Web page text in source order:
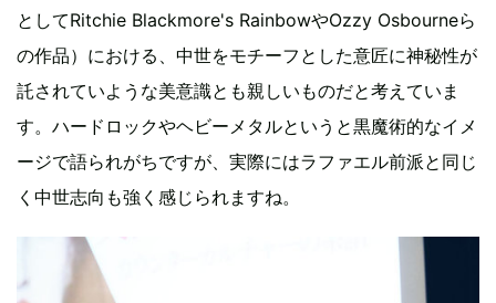
としてRitchie Blackmore's RainbowやOzzy Osbourneら
の作品）における、中世をモチーフとした意匠に神秘性が
託されていような美意識とも親しいものだと考えていま
す。ハードロックやヘビーメタルというと黒魔術的なイメ
ージで語られがちですが、実際にはラファエル前派と同じ
く中世志向も強く感じられますね。